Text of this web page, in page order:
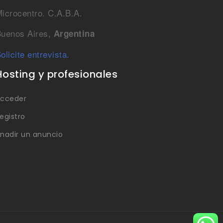
C.A.B.A.
Aires, Argentina
entrevista.
y profesionales
un anuncio